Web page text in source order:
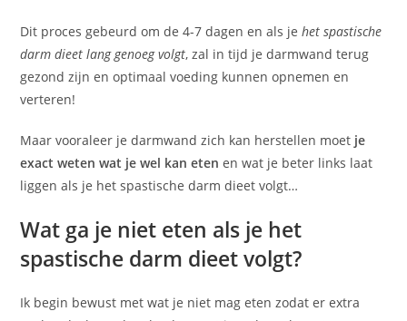
Dit proces gebeurd om de 4-7 dagen en als jehet spastische
darm dieet lang genoeg volgt, zal in tijd je darmwand terug
gezond zijn en optimaal voeding kunnen opnemen en
verteren!
Maar vooraleer je darmwand zich kan herstellen moet je
exact weten wat je wel kan eten en wat je beter links laat
liggen als je het spastische darm dieet volgt…
Wat ga je niet eten als je het
spastische darm dieet volgt?
Ik begin bewust met wat je niet mag eten zodat er extra